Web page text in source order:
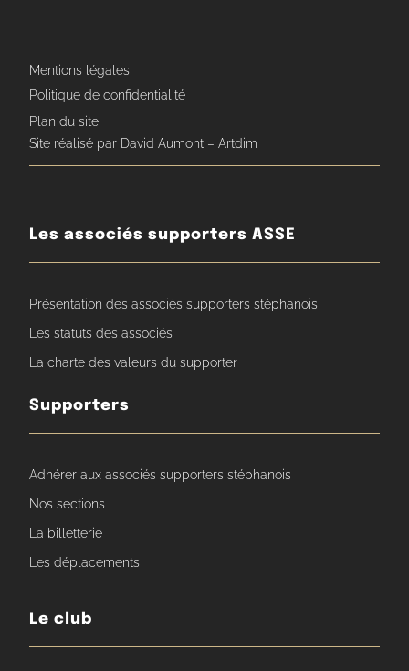
Mentions légales
Politique de confidentialité
Plan du site
Site réalisé par David Aumont – Artdim
Les associés supporters ASSE
Présentation des associés supporters stéphanois
Les statuts des associés
La charte des valeurs du supporter
Supporters
Adhérer aux associés supporters stéphanois
Nos sections
La billetterie
Les déplacements
Le club